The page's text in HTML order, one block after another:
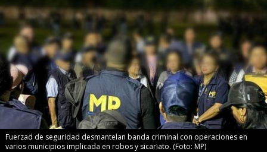
Fuerzad de seguridad desmantelan banda criminal con operaciones en
varios municipios implicada en robos y sicariato. (Foto: MP)